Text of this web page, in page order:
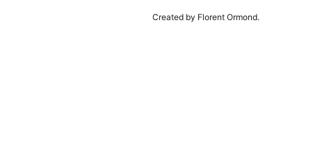
Created by Florent Ormond.